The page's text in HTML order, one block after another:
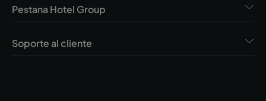
Pestana Hotel Group
Soporte al cliente